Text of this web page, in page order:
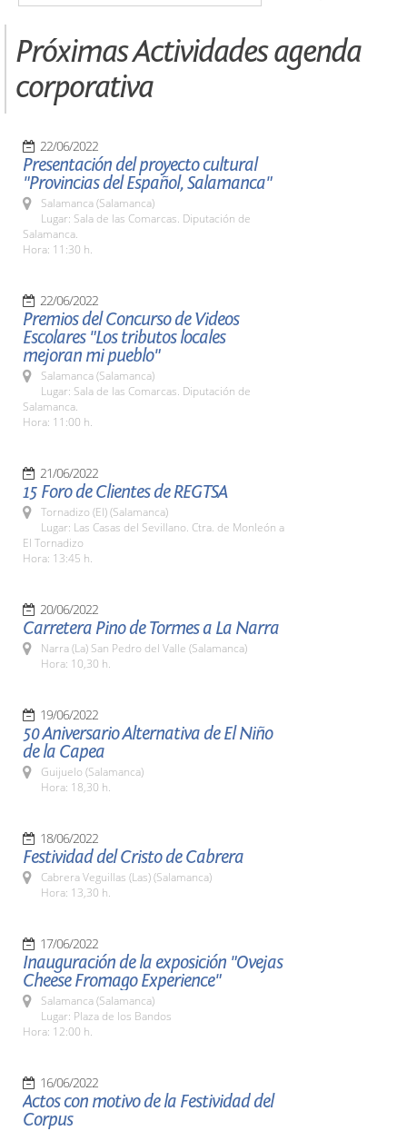
Próximas Actividades agenda
corporativa
22/06/2022
Presentación del proyecto cultural
"Provincias del Español, Salamanca"
Salamanca (Salamanca)
Lugar: Sala de las Comarcas. Diputación de
Salamanca.
Hora: 11:30 h.
22/06/2022
Premios del Concurso de Videos
Escolares "Los tributos locales
mejoran mi pueblo"
Salamanca (Salamanca)
Lugar: Sala de las Comarcas. Diputación de
Salamanca.
Hora: 11:00 h.
21/06/2022
15 Foro de Clientes de REGTSA
Tornadizo (El) (Salamanca)
Lugar: Las Casas del Sevillano. Ctra. de Monleón a
El Tornadizo
Hora: 13:45 h.
20/06/2022
Carretera Pino de Tormes a La Narra
Narra (La) San Pedro del Valle (Salamanca)
Hora: 10,30 h.
19/06/2022
50 Aniversario Alternativa de El Niño
de la Capea
Guijuelo (Salamanca)
Hora: 18,30 h.
18/06/2022
Festividad del Cristo de Cabrera
Cabrera Veguillas (Las) (Salamanca)
Hora: 13,30 h.
17/06/2022
Inauguración de la exposición "Ovejas
Cheese Fromago Experience"
Salamanca (Salamanca)
Lugar: Plaza de los Bandos
Hora: 12:00 h.
16/06/2022
Actos con motivo de la Festividad del
Corpus